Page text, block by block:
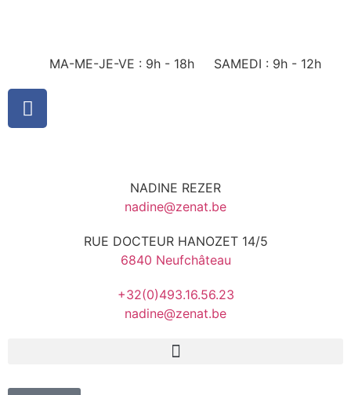
MA-ME-JE-VE : 9h - 18h SAMEDI : 9h - 12h
NADINE REZER
nadine@zenat.be
RUE DOCTEUR HANOZET 14/5
6840 Neufchâteau
+32(0)493.16.56.23
nadine@zenat.be